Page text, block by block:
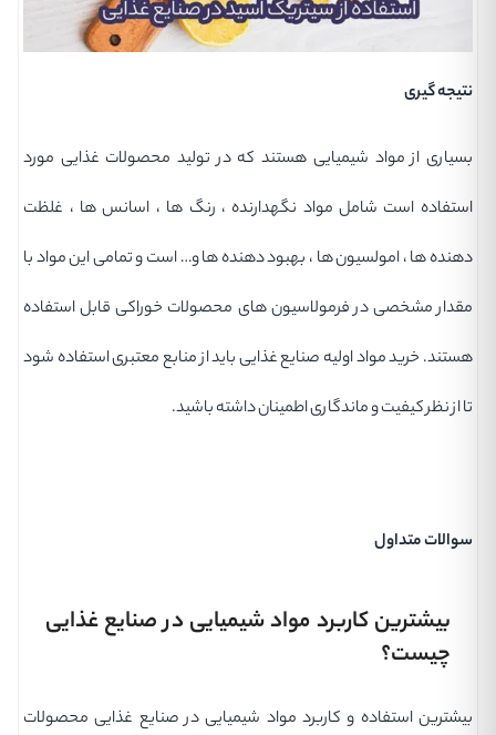
نتیجه گیری
بسیاری از مواد شیمیایی هستند که در تولید محصولات غذایی مورد
استفاده است شامل مواد نگهدارنده ، رنگ ها ، اسانس ها ، غلظت
دهنده ها ، امولسیون ها ، بهبود دهنده ها و… است و تمامی این مواد با
مقدار مشخصی در فرمولاسیون های محصولات خوراکی قابل استفاده
هستند. خرید مواد اولیه صنایع غذایی باید از منابع معتبری استفاده شود
تا از نظر کیفیت و ماندگاری اطمینان داشته باشید.
سوالات متداول
بیشترین کاربرد مواد شیمیایی در صنایع غذایی
چیست؟
بیشترین استفاده و کاربرد مواد شیمیایی در صنایع غذایی محصولات